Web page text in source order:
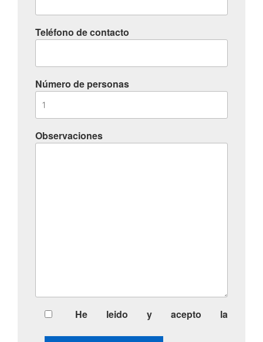
Teléfono de contacto
Número de personas
Observaciones
He leido y acepto la